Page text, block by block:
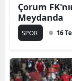
Çorum
Meydanda
SPOR 16